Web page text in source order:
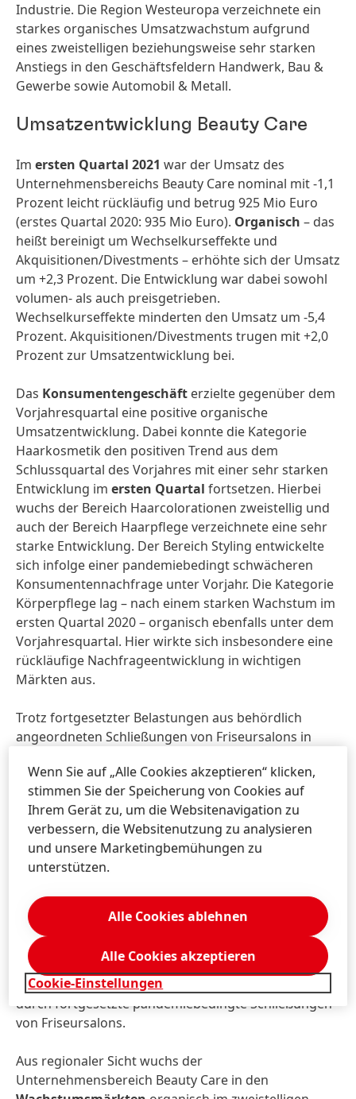
Industrie. Die Region Westeuropa verzeichnete ein
starkes organisches Umsatzwachstum aufgrund
eines zweistelligen beziehungsweise sehr starken
Anstiegs in den Geschäftsfeldern Handwerk, Bau &
Gewerbe sowie Automobil & Metall.
Umsatzentwicklung Beauty Care
Im ersten Quartal 2021 war der Umsatz des
Unternehmensbereichs Beauty Care nominal mit -1,1
Prozent leicht rückläufig und betrug 925 Mio Euro
(erstes Quartal 2020: 935 Mio Euro). Organisch – das
heißt bereinigt um Wechselkurseffekte und
Akquisitionen/­Divestments – erhöhte sich der Umsatz
um +2,3 Prozent. Die Entwicklung war dabei sowohl
volumen- als auch preisgetrieben.
Wechselkurseffekte minderten den Umsatz um -5,4
Prozent. Akquisitionen/­Divestments trugen mit +2,0
Prozent zur Umsatzentwicklung bei.
Das Konsumentengeschäft erzielte gegenüber dem
Vorjahresquartal eine positive organische
Umsatzentwicklung. Dabei konnte die Kategorie
Haarkosmetik den positiven Trend aus dem
Schlussquartal des Vorjahres mit einer sehr starken
Entwicklung im ersten Quartal fortsetzen. Hierbei
wuchs der Bereich Haarcolorationen zweistellig und
auch der Bereich Haarpflege verzeichnete eine sehr
starke Entwicklung. Der Bereich Styling entwickelte
sich infolge einer pandemiebedingt schwächeren
Konsumentennachfrage unter Vorjahr. Die Kategorie
Körperpflege lag – nach einem starken Wachstum im
ersten Quartal 2020 – organisch ebenfalls unter dem
Vorjahresquartal. Hier wirkte sich insbesondere eine
rückläufige Nachfrageentwicklung in wichtigen
Märkten aus.
Trotz fortgesetzter Belastungen aus behördlich
angeordneten Schließungen von Friseursalons in
Quartal 2021 ein sehr starkes organisches
Umsatzwachstum. Dies war vor allem getrieben
durch einen deutlichen Anstieg in unserem
Kernmarkt Nordamerika sowie bedingt durch eine
relativ niedrige Vergleichsbasis, da das
Vorjahresquartal bereits stark negativ durch die
Lateinamerika und Asien (ohne Japan) wuchsen im
zweistelligen Prozentbereich und auch die Region
Afrika/Nahost zeigte ein deutliches Wachstum.
Demgegenüber lagen die Regionen West- und
Osteuropa unter Vorjahr, im Wesentlichen bedingt
durch fortgesetzte pandemiebedingte Schließungen
von Friseursalons.
Aus regionaler Sicht wuchs der
Unternehmensbereich Beauty Care in den
Wenn Sie auf „Alle Cookies akzeptieren“ klicken,
stimmen Sie der Speicherung von Cookies auf
Ihrem Gerät zu, um die Websitenavigation zu
verbessern, die Websitenutzung zu analysieren
und unsere Marketingbemühungen zu
unterstützen.
Cookie-Einstellungen
Alle Cookies ablehnen
Alle Cookies akzeptieren